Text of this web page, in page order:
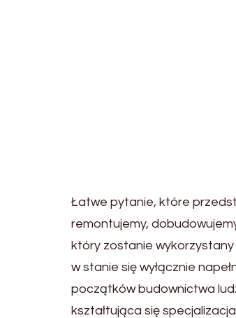
Łatwe pytanie, które
remontujemy,
który zostanie wykorzystany
w stanie się wyłącznie
początków budownictwa
kształtująca się